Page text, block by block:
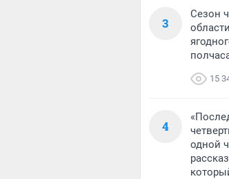
3
Сезон
15
4
одной